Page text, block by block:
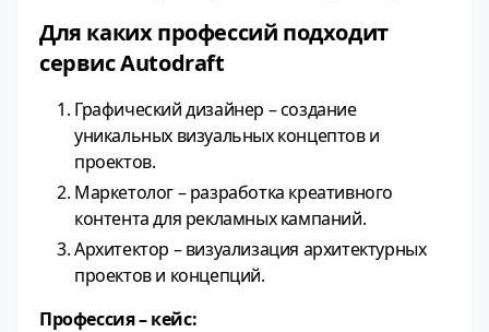
Для каких профессий подходит
сервис Autodraft
Графический дизайнер – создание
уникальных визуальных концептов и
проектов.
Маркетолог – разработка креативного
контента для рекламных кампаний.
Архитектор – визуализация архитектурных
проектов и концепций.
Профессия – кейс: